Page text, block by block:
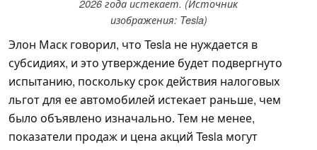
2026 года истекает. (Источник
изображения: Tesla)
Элон Маск говорил, что Tesla не нуждается в
субсидиях, и это утверждение будет подвергнуто
испытанию, поскольку срок действия налоговых
льгот для ее автомобилей истекает раньше, чем
было объявлено изначально. Тем не менее,
показатели продаж и цена акций Tesla могут